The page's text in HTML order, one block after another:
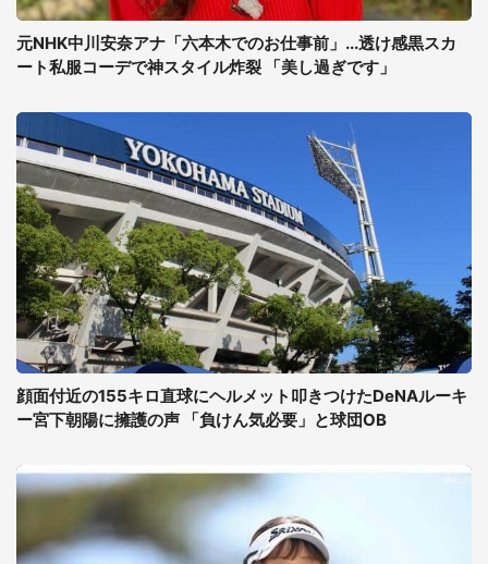
元NHK中川安奈アナ「六本木でのお仕事前」...透け感黒スカ
ート私服コーデで神スタイル炸裂 「美し過ぎです」
顔面付近の155キロ直球にヘルメット叩きつけたDeNAルーキ
ー宮下朝陽に擁護の声 「負けん気必要」と球団OB